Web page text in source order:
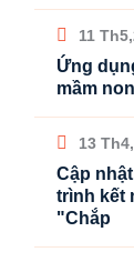
11
Ứng
mầm
13
Cập
trình kết
"Chắp